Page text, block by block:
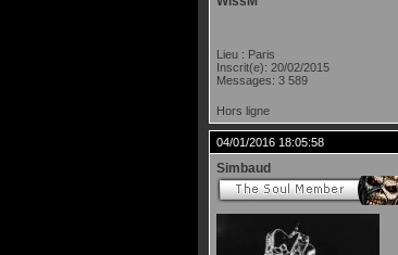
Lieu : Paris
Inscrit(e): 20/02/2015
Messages: 3 589
Hors ligne
04/01/2016 18:05:58
Simbaud